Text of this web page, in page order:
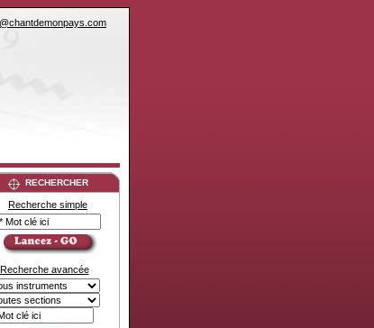
RECHERCHER
Recherche simple
Recherche avancée